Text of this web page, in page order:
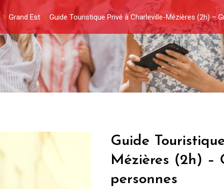
Grand Est Guide Touristique Privé à Charleville-Mézières (2h) –
Guide
Mézières (2h) –
personnes